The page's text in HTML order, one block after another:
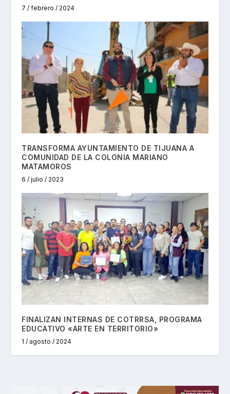
7 / febrero / 2024
TRANSFORMA AYUNTAMIENTO DE TIJUANA A
COMUNIDAD DE LA COLONIA MARIANO
MATAMOROS
6 / julio / 2023
FINALIZAN INTERNAS DE COTRRSA, PROGRAMA
EDUCATIVO «ARTE EN TERRITORIO»
1 / agosto / 2024